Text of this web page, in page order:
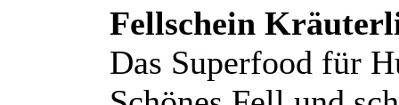
Fellschein
Das Superfood für